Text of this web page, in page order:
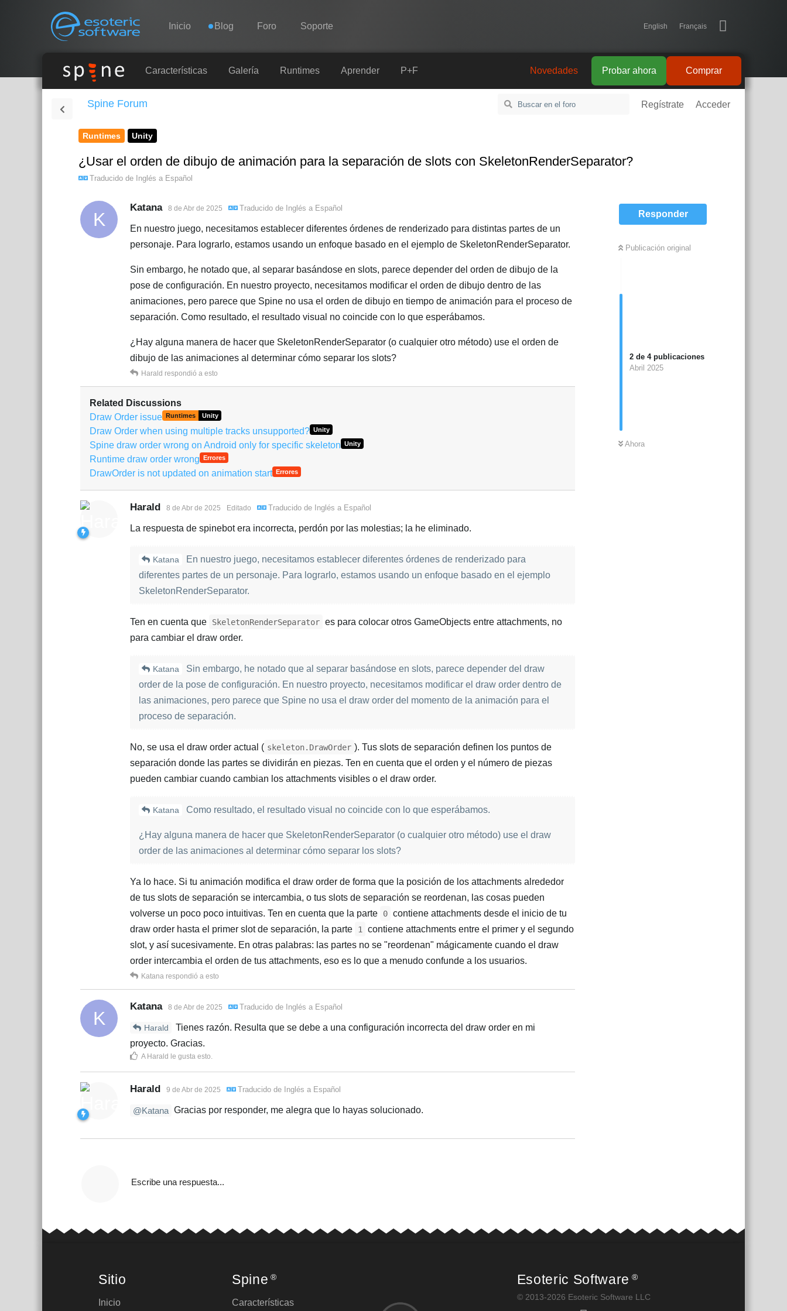
Esoteric Software
Navigation Inicio Blog Foro Soporte English Français
Spine
Aprender
Probar ahora
Características Galería Runtimes Aprender P+F Comprar
Probar ahora
Novedades
Spine Forum Regístrate Acceder
Runtimes Unity
¿Usar el orden de dibujo de animación para la separación de slots con SkeletonRenderSeparator?
Traducido de Inglés a Español
Responder
Publicación original
2 de 4publicaciones
Abril 2025
Ahora
K
Katana 8 de Abr de 2025 Traducido de Inglés a Español
En nuestro juego, necesitamos establecer diferentes órdenes de renderizado para distintas partes de un
personaje. Para lograrlo, estamos usando un enfoque basado en el ejemplo de SkeletonRenderSeparator.
Sin embargo, he notado que, al separar basándose en slots, parece depender del orden de dibujo de la
pose de configuración. En nuestro proyecto, necesitamos modificar el orden de dibujo dentro de las
animaciones, pero parece que Spine no usa el orden de dibujo en tiempo de animación para el proceso de
separación. Como resultado, el resultado visual no coincide con lo que esperábamos.
¿Hay alguna manera de hacer que SkeletonRenderSeparator (o cualquier otro método) use el orden de
dibujo de las animaciones al determinar cómo separar los slots?
Harald respondió a esto
Related Discussions
Draw Order issue Runtimes Unity
Draw Order when using multiple tracks unsupported? Unity
Spine draw order wrong on Android only for specific skeleton Unity
Runtime draw order wrong Errores
DrawOrder is not updated on animation start Errores
Harald 8 de Abr de 2025 Editado Traducido de Inglés a Español
La respuesta de spinebot era incorrecta, perdón por las molestias; la he eliminado.
Katana
En nuestro juego, necesitamos establecer diferentes órdenes de renderizado para
diferentes partes de un personaje. Para lograrlo, estamos usando un enfoque basado en el ejemplo
SkeletonRenderSeparator.
Ten en cuenta que SkeletonRenderSeparator es para colocar otros GameObjects entre attachments, no
para cambiar el draw order.
Katana
Sin embargo, he notado que al separar basándose en slots, parece depender del draw
order de la pose de configuración. En nuestro proyecto, necesitamos modificar el draw order dentro de
las animaciones, pero parece que Spine no usa el draw order del momento de la animación para el
proceso de separación.
No, se usa el draw order actual ( skeleton.DrawOrder ). Tus slots de separación definen los puntos de
separación donde las partes se dividirán en piezas. Ten en cuenta que el orden y el número de piezas
pueden cambiar cuando cambian los attachments visibles o el draw order.
Katana Como resultado, el resultado visual no coincide con lo que esperábamos.
¿Hay alguna manera de hacer que SkeletonRenderSeparator (o cualquier otro método) use el draw
order de las animaciones al determinar cómo separar los slots?
Ya lo hace. Si tu animación modifica el draw order de forma que la posición de los attachments alrededor
de tus slots de separación se intercambia, o tus slots de separación se reordenan, las cosas pueden
volverse un poco poco intuitivas. Ten en cuenta que la parte
0 contiene attachments desde el inicio de tu
draw order hasta el primer slot de separación, la parte
1
contiene attachments entre el primer y el segundo
slot, y así sucesivamente. En otras palabras: las partes no se "reordenan" mágicamente cuando el draw
order intercambia el orden de tus attachments, eso es lo que a menudo confunde a los usuarios.
Katana respondió a esto
K
Katana 8 de Abr de 2025 Traducido de Inglés a Español
Harald
Tienes razón. Resulta que se debe a una configuración incorrecta del draw order en mi
proyecto. Gracias.
A Harald le gusta esto.
Harald 9 de Abr de 2025 Traducido de Inglés a Español
@Katana Gracias por responder, me alegra que lo hayas solucionado.
Escribe una respuesta...
Sitio
Inicio
Spine ®
Características
Esoteric Software ®
© 2013-2026 Esoteric Software LLC